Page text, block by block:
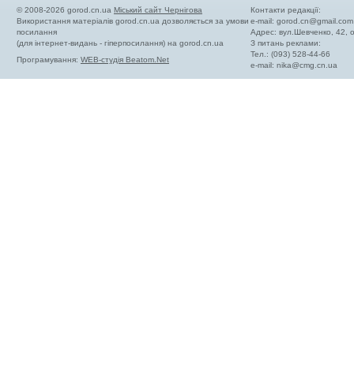
© 2008-2026 gorod.cn.ua Міський сайт Чернігова
Використання матеріалів gorod.cn.ua дозволяється за умови
посилання
(для інтернет-видань - гіперпосилання) на gorod.cn.ua
Програмування: WEB-студія Beatom.Net
Контакти редакції:
e-mail:gorod.cn@gmail.com
Адрес: вул.Шевченко, 42,
З питань реклами:
Тел.: (093) 528-44-66
e-mail:nika@cmg.cn.ua